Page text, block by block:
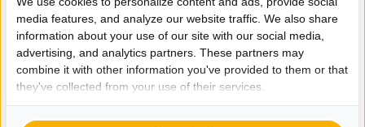
Orchidee vazen bruiloftzalen (1)
Plexiglas art (1)
stoelen met gecapitoneerde rug (1)
visgraat tafel zwart (1)
Wanddecoratie (1)
media features, and analyze our website traffic. We also share
information about your use of our site with our social media,
advertising, and analytics partners. These partners may
combine it with other information you've provided to them or that
they've collected from your use of their services.